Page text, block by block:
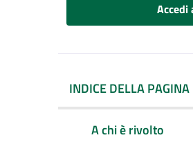
Accedi
INDICE DELLA PAGINA
A chi è rivolto